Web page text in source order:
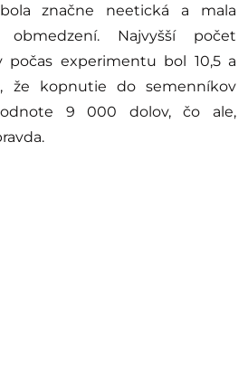
značne neetická a mala
obmedzení. Najvyšší počet
počas experimentu bol 10,5 a
že kopnutie do semenníkov
9 000 dolov, čo ale,